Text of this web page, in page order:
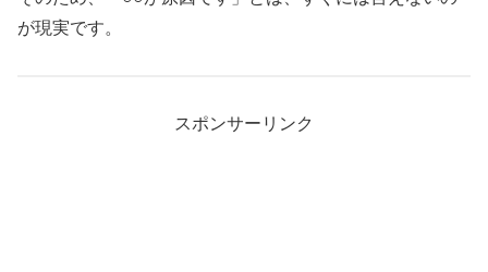
が現実です。
スポンサーリンク